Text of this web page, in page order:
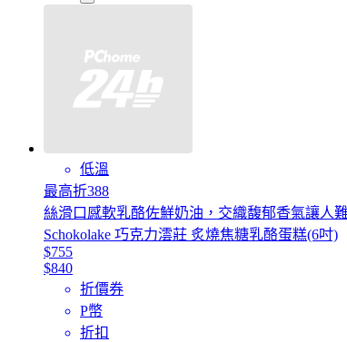
低溫
最高折388
絲滑口感軟乳酪佐鮮奶油，交織馥郁香氣讓人
Schokolake 巧克力澐莊 炙燒焦糖乳酪蛋糕(6吋)
$755
$840
折價券
P幣
折扣